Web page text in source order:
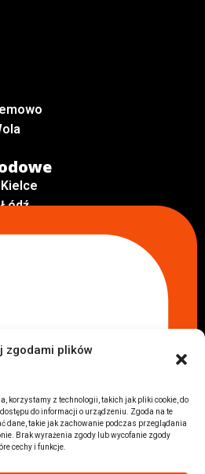
zgodami plików
korzystamy z technologii, takich jak pliki cookie, do
do informacji o urządzeniu. Zgoda na te
dane, takie jak zachowanie podczas przeglądania
Brak wyrażenia zgody lub wycofanie zgody
cechy i funkcje.